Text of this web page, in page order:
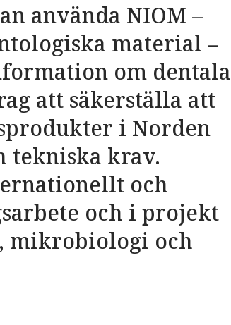
använda NIOM –
material –
om dentala
att säkerställa att
i Norden
tekniska krav.
och
och i projekt
mikrobiologi och